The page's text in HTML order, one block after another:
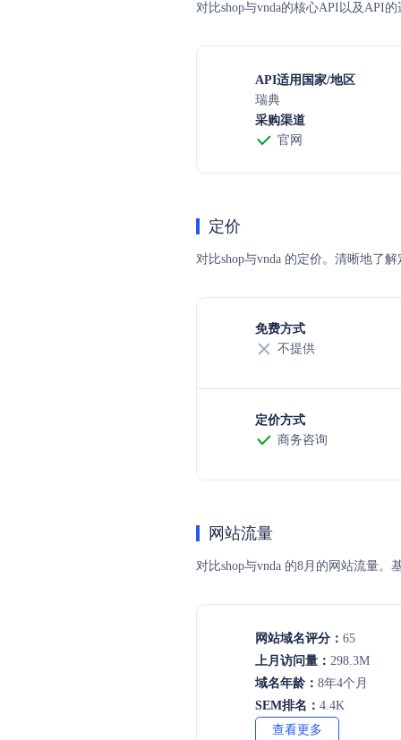
对比shop与vnda的核心API以及API
API适用国家/地区
瑞典
采购渠道
官网
定价
对比shop与vnda 的定价。清晰地了
免费方式
不提供
定价方式
商务咨询
网站流量
对比shop与vnda 的8月的网站流量
网站域名评分： 65
上月访问量： 298.3M
域名年龄： 8年4个月
SEM排名： 4.4K
查看更多